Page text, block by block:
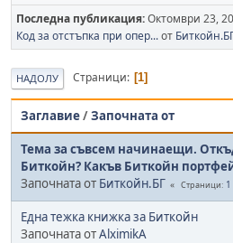
Последна публикация:Октомври 23,
Код за отстъпка при опер...от
НАДОЛУ Страници 1
Заглавие/Започната от
Тема за съвсем начинаещи.
Биткойн? Какъв Биткойн
Започната от Биткойн.БГ Страници 1
Една тежка книжка за Биткойн
Започната отAlximikA